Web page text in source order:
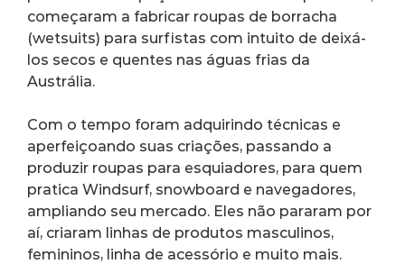
começaram a fabricar roupas de borracha
(wetsuits) para surfistas com intuito de deixá-
los secos e quentes nas águas frias da
Austrália.
Com o tempo foram adquirindo técnicas e
aperfeiçoando suas criações, passando a
produzir roupas para esquiadores, para quem
pratica Windsurf, snowboard e navegadores,
ampliando seu mercado. Eles não pararam por
aí, criaram linhas de produtos masculinos,
femininos, linha de acessório e muito mais.